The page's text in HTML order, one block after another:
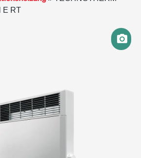
E RT